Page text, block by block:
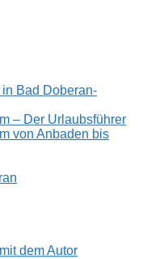
Bad Doberan-
– Der Urlaubsführer
von Anbaden bis
dem Autor